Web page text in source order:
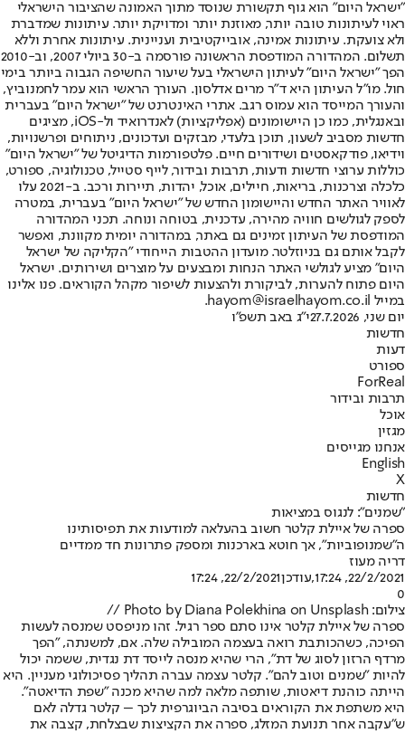
"ישראל היום" הוא גוף תקשורת שנוסד מתוך האמונה שהציבור הישראלי
ראוי לעיתונות טובה יותר, מאוזנת יותר ומדויקת יותר. עיתונות שמדברת
ולא צועקת. עיתונות אמינה, אובייקטיבית ועניינית. עיתונות אחרת וללא
תשלום. המהדורה המודפסת הראשונה פורסמה ב-30 ביולי 2007, וב-2010
הפך "ישראל היום" לעיתון הישראלי בעל שיעור החשיפה הגבוה ביותר בימי
חול. מו"ל העיתון היא ד"ר מרים אדלסון. העורך הראשי הוא עמר לחמנוביץ,
והעורך המייסד הוא עמוס רגב. אתרי האינטרנט של "ישראל היום" בעברית
ובאנגלית, כמו כן היישומונים (אפליקציות) לאנדרואיד ול-iOS, מציגים
חדשות מסביב לשעון, תוכן בלעדי, מבזקים ועדכונים, ניתוחים ופרשנויות,
וידיאו, פודקאסטים ושידורים חיים. פלטפורמות הדיגיטל של "ישראל היום"
כוללות ערוצי חדשות ודעות, תרבות ובידור, לייף סטייל, טכנולוגיה, ספורט,
כלכלה וצרכנות, בריאות, חיילים, אוכל, יהדות, תיירות ורכב. ב-2021 עלו
לאוויר האתר החדש והיישומון החדש של "ישראל היום" בעברית, במטרה
לספק לגולשים חוויה מהירה, עדכנית, בטוחה ונוחה. תכני המהדורה
המודפסת של העיתון זמינים גם באתר, במהדורה יומית מקוונת, ואפשר
לקבל אותם גם בניוזלטר. מועדון ההטבות הייחודי "הקליקה של ישראל
היום" מציע לגולשי האתר הנחות ומבצעים על מוצרים ושירותים. ישראל
היום פתוח להערות, לביקורת ולהצעות לשיפור מקהל הקוראים. פנו אלינו
במייל hayom@israelhayom.co.il.
יום שני, 27.7.2026
י"ג באב תשפ"ו
חדשות
דעות
ספורט
ForReal
תרבות ובידור
אוכל
מגזין
אנחנו מגייסים
English
X
חדשות
"שמנים": לנגוס במציאות
ספרה של איילת קלטר חשוב בהעלאה למודעות את תפיסותינו
ה"שמנופוביות", אך חוטא בארכנות ומספק פתרונות חד ממדיים
דריה מעוז
22/2/2021, 17:24
,עודכן22/2/2021, 17:24
0
צילום: Photo by Diana Polekhina on Unsplash //
ספרה של איילת קלטר אינו סתם ספר רגיל. זהו מניפסט שמנסה לעשות
הפיכה, כשהכותבת רואה בעצמה המובילה שלה. אם, למשנתה, "הפך
מרדף הרזון לסוג של דת", הרי שהיא מנסה לייסד דת נגדית, ששמה יכול
להיות "שמנים וטוב להם". קלטר עצמה עברה תהליך פסיכולוגי מעניין. היא
הייתה כוהנת דיאטות, שותפה מלאה למה שהיא מכנה "שפת הדיאטה".
היא משתפת את הקוראים בסיבה הביוגרפית לכך – קלטר גדלה לאם
ש"עקבה אחר תנועת המזלג, ספרה את הקציצות שבצלחת, קצבה את